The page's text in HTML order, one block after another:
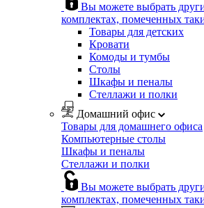
Вы можете выбрать
комплектах, помеченных
Товары для детских
Кровати
Комоды и тумбы
Столы
Шкафы и пеналы
Стеллажи и полки
Домашний офис
Товары для домашнего офиса
Компьютерные столы
Шкафы и пеналы
Стеллажи и полки
Вы можете выбрать
комплектах, помеченных